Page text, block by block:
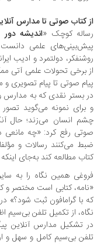
کتاب صوتی تا مدارس آنلاین
کوچک «اندیشه دور و دراز
علمی دانست که در
دولتمرد و ادیب ایرانی
برخی تحولات علمی آتی ممکن
صوتی تا پیام تصویری و مدارس
بستر نقدی که به مدارس و
نمونه می‌گوید تصور
انسان می‌زند؛ حال آنکه
رفع کرد: «چه مانعی دارد
می‌کنند رسالات و مؤلفات
مطالعه کند به‌جای اینکه به
همین نگاه را به سایر
کتابی است مختصر و
با گرامافون ثبت شود؟» در
از تکمیل تلفن بی‌سیم اظهار
تشکیل مدارس آنلاین پیگیری
بی‌سیم کامل و سهل و ارزان